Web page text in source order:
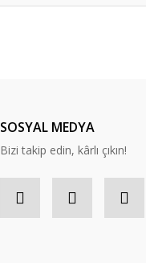
SOSYAL MEDYA
Bizi takip edin, kârlı çıkın!